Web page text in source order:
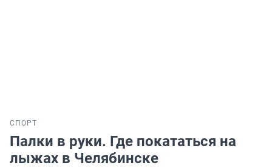
СПОРТ
Палки в руки. Где покататься на
лыжах в Челябинске